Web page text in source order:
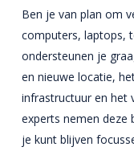
Internationaal
Offerte aanvragen
Logistiek
Vastgoedservices
ICT
Beheer
Opslag
Vernietiging
Container
Meubel
Pallet
Ben je van plan om
computers, laptops,
ondersteunen je
en nieuwe locatie,
infrastructuur en het
experts nemen deze
je kunt blijven